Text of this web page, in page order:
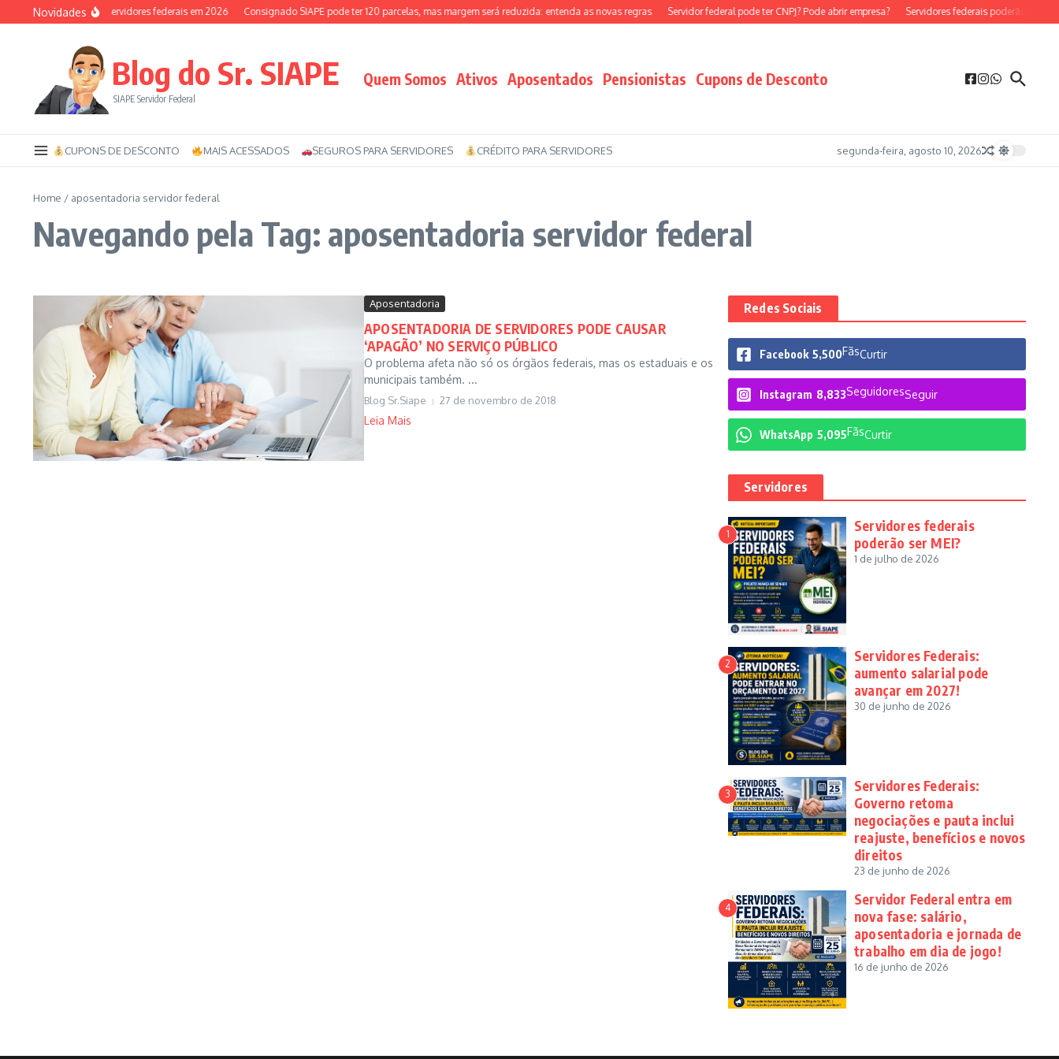
Ir para o conteúdo
Novidades
Auxílio-saúde dos servidores federais em 2026 Consignado SIAPE pode ter 120 parcelas, mas margem será reduzida: entenda as novas regras Servidor federal pode ter CNPJ? Pode abrir empresa? Servidores federais poderão ser MEI?
Blog do Sr. SIAPE
SIAPE Servidor Federal
Quem Somos Ativos Aposentados Pensionistas Cupons de Desconto
CUPONS DE DESCONTO MAIS ACESSADOS SEGUROS PARA SERVIDORES CRÉDITO PARA SERVIDORES segunda-feira, agosto 10, 2026
Home / aposentadoria servidor federal
Navegando pela Tag: aposentadoria servidor federal
Aposentadoria
APOSENTADORIA DE SERVIDORES PODE CAUSAR
‘APAGÃO’ NO SERVIÇO PÚBLICO
O problema afeta não só os órgãos federais, mas os estaduais e os
municipais também. ...
Blog Sr.Siape 27 de novembro de 2018
Leia Mais
Redes Sociais
Facebook 5,500FãsCurtir
Instagram 8,833SeguidoresSeguir
WhatsApp 5,095FãsCurtir
Servidores
1
Servidores federais
poderão ser MEI?
1 de julho de 2026
2
Servidores Federais:
aumento salarial pode
avançar em 2027!
30 de junho de 2026
3
Servidores Federais:
Governo retoma
negociações e pauta inclui
reajuste, benefícios e novos
direitos
23 de junho de 2026
4
Servidor Federal entra em
nova fase: salário,
aposentadoria e jornada de
trabalho em dia de jogo!
16 de junho de 2026